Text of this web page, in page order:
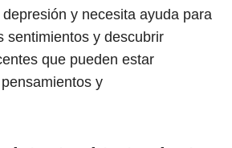
y necesita ayuda para
sentimientos y descubrir
que pueden estar
y